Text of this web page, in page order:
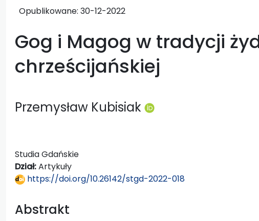
Opublikowane: 30-12-2022
Gog i Magog w tradycji
chrześcijańskiej
Przemysław Kubisiak
Studia Gdańskie
Dział:Artykuły
https://doi.org/10.26142/stgd-2022-018
Abstrakt